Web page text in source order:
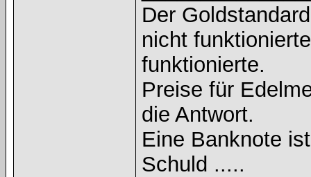
Der
nicht
funktionierte.
Preise für
die Antwort.
Eine Banknote
Schuld .....